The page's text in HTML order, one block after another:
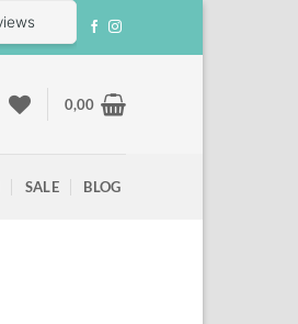
0,00
SALE BLOG